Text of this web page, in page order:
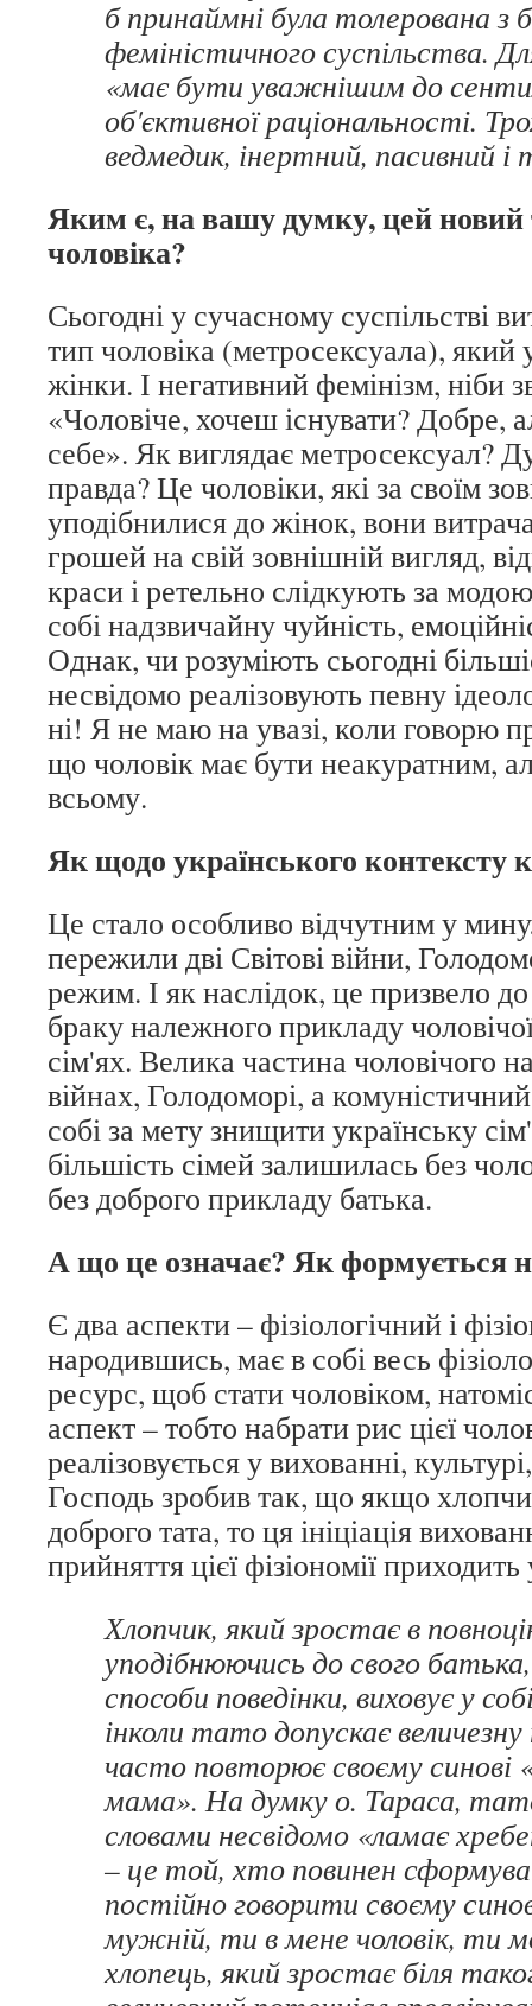
б принаймні була толерована з
феміністичного суспільства.
«має бути уважнішим до
об'єктивної раціональності.
ведмедик, інертний, пасивний і
Яким є, на вашу думку, цей новий
чоловіка?
Сьогодні у сучасному суспільстві
тип чоловіка (метросексуала), який
жінки. І негативний фемінізм, ніби
«Чоловіче, хочеш існувати? Добре,
себе». Як виглядає метросексуал?
правда? Це чоловіки, які за своїм
уподібнилися до жінок, вони
грошей на свій зовнішній вигляд,
краси і ретельно слідкують за
собі надзвичайну чуйність,
Однак, чи розуміють сьогодні
несвідомо реалізовують певну
ні! Я не маю на увазі, коли говорю
що чоловік має бути неакуратним,
всьому.
Як щодо українського контексту
Це стало особливо відчутним у
пережили дві Світові війни,
режим. І як наслідок, це призвело
браку належного прикладу
сім'ях. Велика частина чоловічого
війнах, Голодоморі, а
собі за мету знищити українську
більшість сімей залишилась без
без доброго прикладу батька.
А що це означає? Як формується
Є два аспекти – фізіологічний і
народившись, має в собі весь
ресурс, щоб стати чоловіком,
аспект – тобто набрати рис цієї
реалізовується у вихованні,
Господь зробив так, що якщо
доброго тата, то ця ініціація
прийняття цієї фізіономії
Хлопчик, який зростає в
уподібнюючись до свого
способи поведінки, виховує у
інколи тато допускає
часто повторює своєму синові
мама». На думку о. Тараса,
словами несвідомо «ламає
– це той, хто повинен
постійно говорити своєму
мужній, ти в мене чоловік, ти
хлопець, який зростає біля